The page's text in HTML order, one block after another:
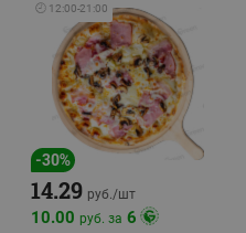
🕘 12:00-21:00
-30%
14.29 руб./шт
10.00 руб. за 6